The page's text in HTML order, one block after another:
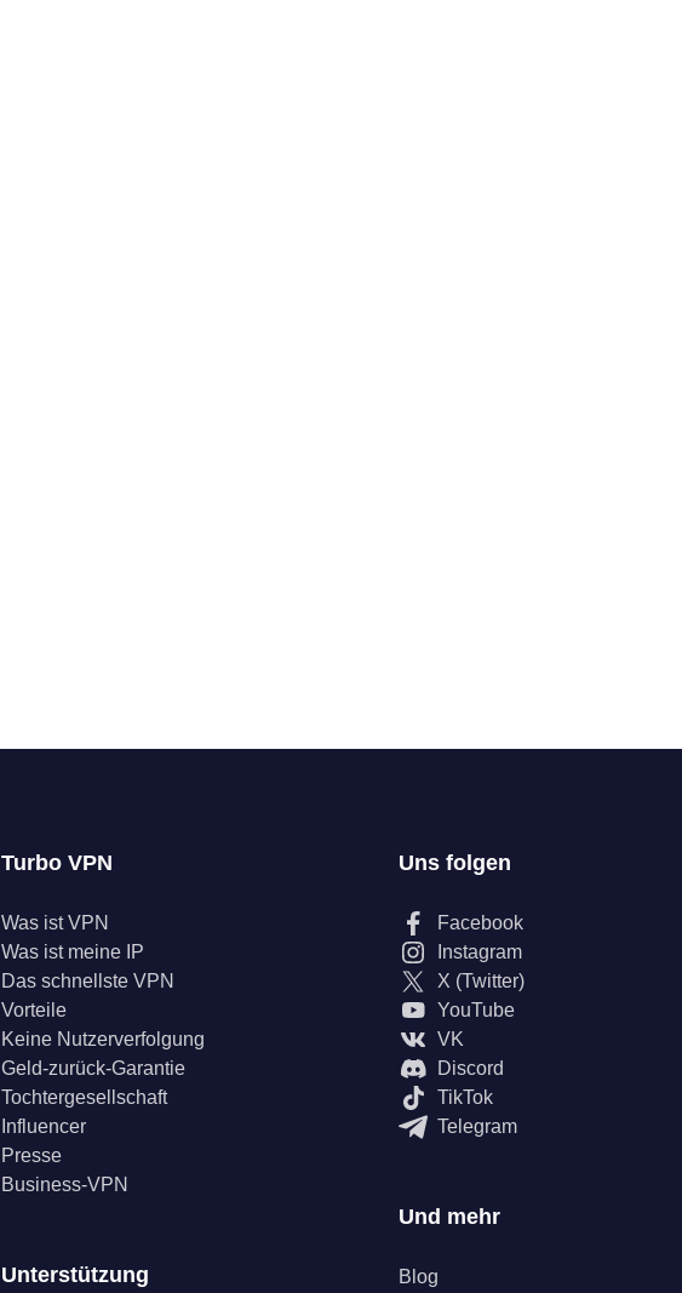
Turbo VPN
Was ist VPN
Was ist meine IP
Das schnellste VPN
Vorteile
Keine Nutzerverfolgung
Geld-zurück-Garantie
Tochtergesellschaft
Influencer
Presse
Business-VPN
Unterstützung
Uns folgen
Facebook
Instagram
X (Twitter)
YouTube
VK
Discord
TikTok
Telegram
Und mehr
Blog